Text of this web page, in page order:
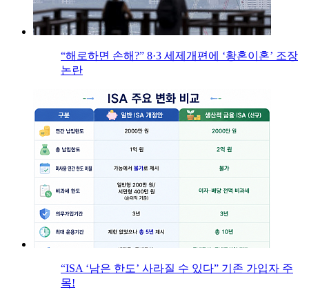
“해로하면 손해?” 8·3 세제개편에 ‘황혼이혼’ 조장
논란
“ISA ‘남은 한도’ 사라질 수 있다” 기존 가입자 주
목!